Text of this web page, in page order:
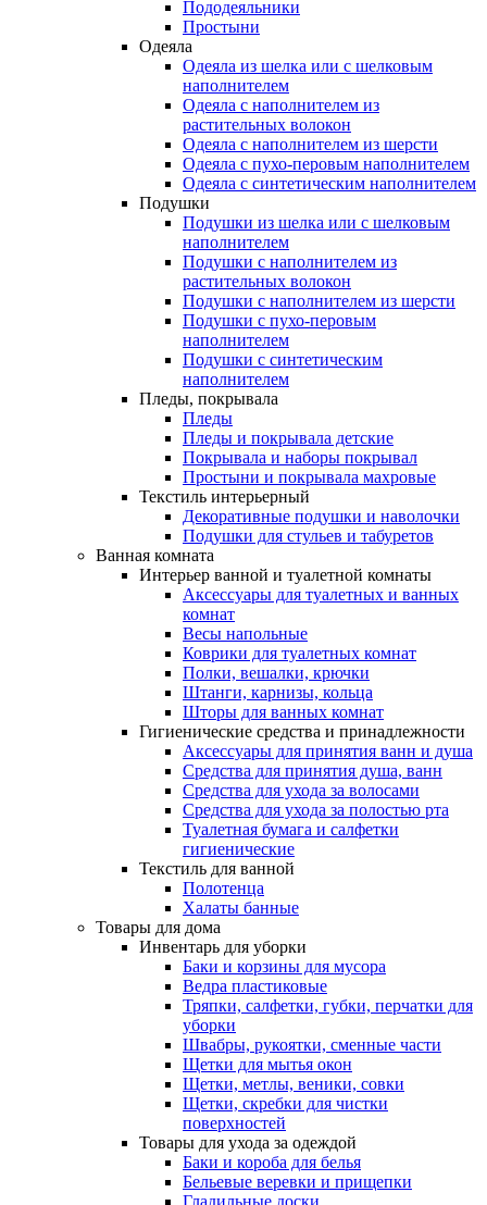
Пододеяльники
Простыни
Одеяла
Одеяла из шелка или с шелковым
наполнителем
Одеяла с наполнителем из
растительных волокон
Одеяла с наполнителем из шерсти
Одеяла с пухо-перовым наполнителем
Одеяла с синтетическим наполнителем
Подушки
Подушки из шелка или с шелковым
наполнителем
Подушки с наполнителем из
растительных волокон
Подушки с наполнителем из шерсти
Подушки с пухо-перовым
наполнителем
Подушки с синтетическим
наполнителем
Пледы, покрывала
Пледы
Пледы и покрывала детские
Покрывала и наборы покрывал
Простыни и покрывала махровые
Текстиль интерьерный
Декоративные подушки и наволочки
Подушки для стульев и табуретов
Ванная комната
Интерьер ванной и туалетной комнаты
Аксессуары для туалетных и ванных
комнат
Весы напольные
Коврики для туалетных комнат
Полки, вешалки, крючки
Штанги, карнизы, кольца
Шторы для ванных комнат
Гигиенические средства и принадлежности
Аксессуары для принятия ванн и душа
Средства для принятия душа, ванн
Средства для ухода за волосами
Средства для ухода за полостью рта
Туалетная бумага и салфетки
гигиенические
Текстиль для ванной
Полотенца
Халаты банные
Товары для дома
Инвентарь для уборки
Баки и корзины для мусора
Ведра пластиковые
Тряпки, салфетки, губки, перчатки для
уборки
Швабры, рукоятки, сменные части
Щетки для мытья окон
Щетки, метлы, веники, совки
Щетки, скребки для чистки
поверхностей
Товары для ухода за одеждой
Баки и короба для белья
Бельевые веревки и прищепки
Гладильные доски